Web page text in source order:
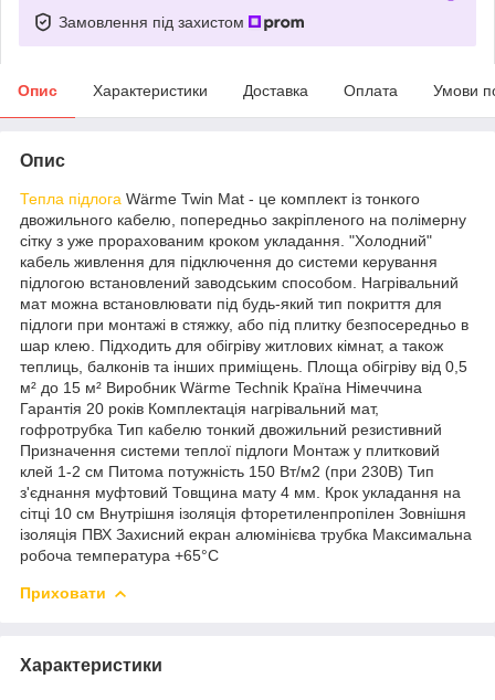
Замовлення під захистом
Опис Характеристики Доставка Оплата Умови
Опис
Тепла підлога Wärme Twin Mat - це комплект із тонкого
двожильного кабелю, попередньо закріпленого на полімерну
сітку з уже прорахованим кроком укладання. "Холодний"
кабель живлення для підключення до системи керування
підлогою встановлений заводським способом. Нагрівальний
мат можна встановлювати під будь-який тип покриття для
підлоги при монтажі в стяжку, або під плитку безпосередньо в
шар клею. Підходить для обігріву житлових кімнат, а також
теплиць, балконів та інших приміщень. Площа обігріву від 0,5
м² до 15 м² Виробник Wärme Technik Країна Німеччина
Гарантія 20 років Комплектація нагрівальний мат,
гофротрубка Тип кабелю тонкий двожильний резистивний
Призначення системи теплої підлоги Монтаж у плитковий
клей 1-2 см Питома потужність 150 Вт/м2 (при 230В) Тип
з'єднання муфтовий Товщина мату 4 мм. Крок укладання на
сітці 10 см Внутрішня ізоляція фторетиленпропілен Зовнішня
ізоляція ПВХ Захисний екран алюмінієва трубка Максимальна
робоча температура +65°C
Приховати
Характеристики